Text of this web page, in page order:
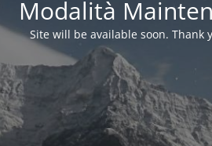
Modalità
Site will be available soon. Thank